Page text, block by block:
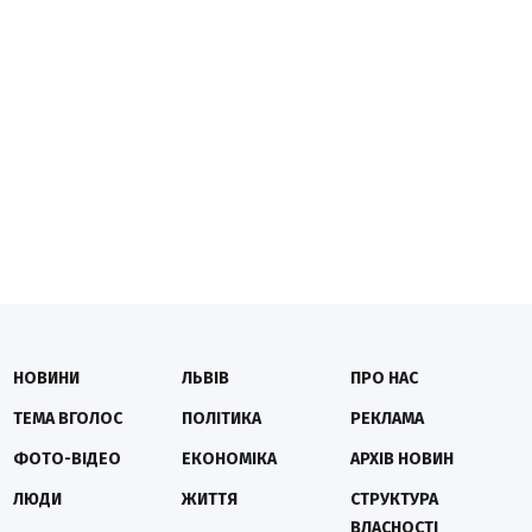
НОВИНИ
ТЕМА ВГОЛОС
ФОТО-ВІДЕО
ЛЮДИ
ЛЬВІВ
ПОЛІТИКА
ЕКОНОМІКА
ЖИТТЯ
ПРО НАС
РЕКЛАМА
АРХІВ НОВИН
СТРУКТУРА